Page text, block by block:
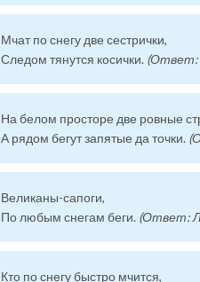
Мчат по снегу две сестрички,
Следом тянутся косички.
На белом просторе две ровные
А рядом бегут запятые да точки.
Великаны-сапоги,
По любым снегам беги. (Ответ:
Кто по снегу быстро мчится,